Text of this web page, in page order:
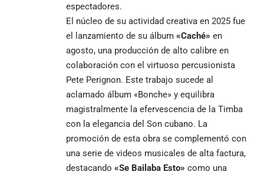
espectadores.
El núcleo de su actividad creativa en 2025 fue
el lanzamiento de su álbum «Caché» en
agosto, una producción de alto calibre en
colaboración con el virtuoso percusionista
Pete Perignon. Este trabajo sucede al
aclamado álbum «Bonche» y equilibra
magistralmente la efervescencia de la Timba
con la elegancia del Son cubano. La
promoción de esta obra se complementó con
una serie de videos musicales de alta factura,
destacando «Se Bailaba Esto» como una